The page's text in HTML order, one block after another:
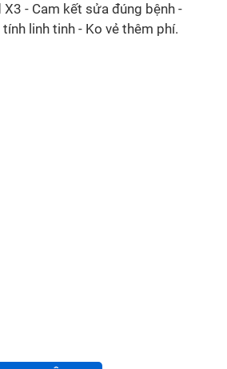
X3 - Cam kết sửa đúng bệnh -
linh tinh - Ko vẻ thêm phí.